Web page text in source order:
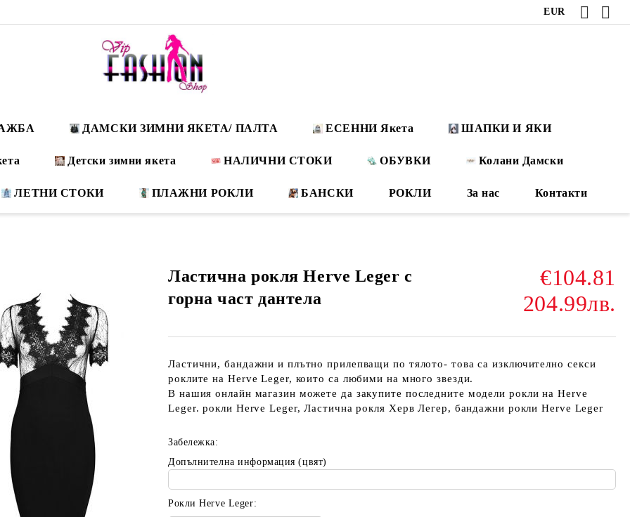
EUR
ДАМСКИ ЗИМНИ ЯКЕТА/ ПАЛТА ЕСЕННИ Якета ШАПКИ И ЯКИ
Детски зимни якета НАЛИЧНИ СТОКИ ОБУВКИ Колани Дамски
ЛЕТНИ СТОКИ ПЛАЖНИ РОКЛИ БАНСКИ РОКЛИ За нас Контакти
Ластична рокля Herve Leger с
горна част дантела
€104.81
204.99лв.
Ластични, бандажни и плътно прилепващи по тялото- това са изключително секси
роклите на Herve Leger, които са любими на много звезди.
В нашия онлайн магазин можете да закупите последните модели рокли на Herve
Leger. рокли Herve Leger, Ластична рокля Херв Легер, бандажни рокли Herve Leger
Забележка:
Допълнителна информация (цвят)
Рокли Herve Leger: